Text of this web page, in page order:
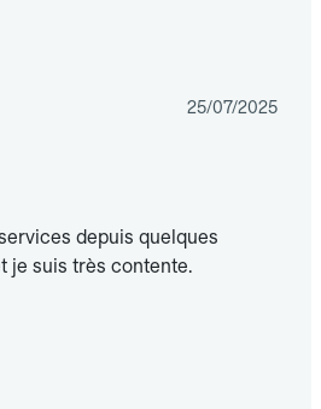
25/07/2025
depuis quelques
je suis très contente.